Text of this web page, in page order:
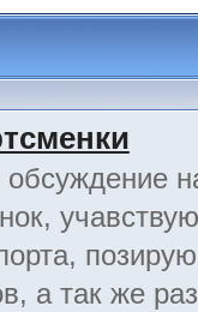
обсуждение
а так же